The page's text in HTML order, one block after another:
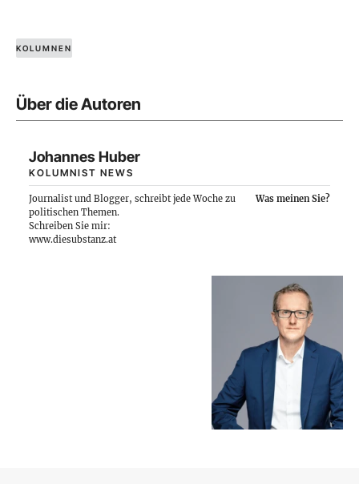
KOLUMNEN
Über die Autoren
Johannes Huber
KOLUMNIST NEWS
Journalist und Blogger, schreibt jede Woche zu
politischen Themen.
Was meinen Sie?
Schreiben Sie mir:
www.diesubstanz.at